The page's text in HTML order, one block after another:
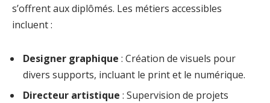
s’offrent aux diplômés. Les métiers accessibles
incluent :
Designer graphique : Création de visuels pour
divers supports, incluant le print et le numérique.
Directeur artistique : Supervision de projets